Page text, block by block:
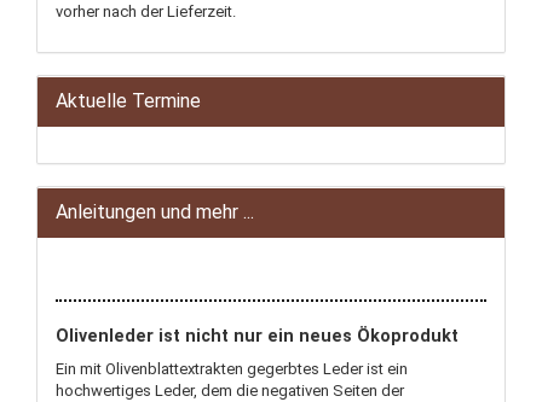
vorher nach der Lieferzeit.
Aktuelle Termine
Anleitungen und mehr ...
Olivenleder ist nicht nur ein neues Ökoprodukt
Ein mit Olivenblattextrakten gegerbtes Leder ist ein
hochwertiges Leder, dem die negativen Seiten der